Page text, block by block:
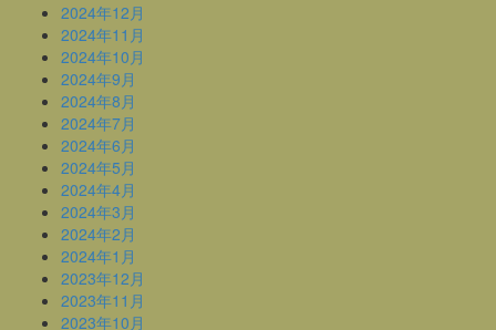
2024年12月
2024年11月
2024年10月
2024年9月
2024年8月
2024年7月
2024年6月
2024年5月
2024年4月
2024年3月
2024年2月
2024年1月
2023年12月
2023年11月
2023年10月